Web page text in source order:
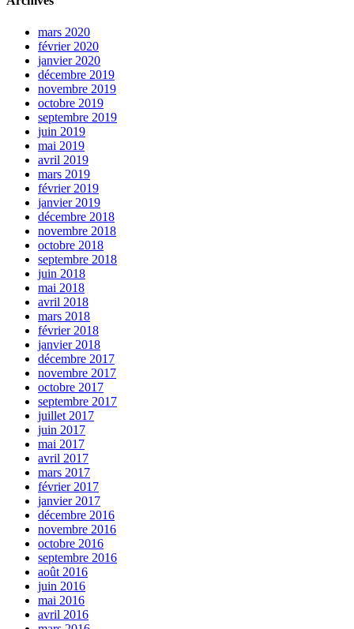
mars 2020
février 2020
janvier 2020
décembre 2019
novembre 2019
octobre 2019
septembre 2019
juin 2019
mai 2019
avril 2019
mars 2019
février 2019
janvier 2019
décembre 2018
novembre 2018
octobre 2018
septembre 2018
juin 2018
mai 2018
avril 2018
mars 2018
février 2018
janvier 2018
décembre 2017
novembre 2017
octobre 2017
septembre 2017
juillet 2017
juin 2017
mai 2017
avril 2017
mars 2017
février 2017
janvier 2017
décembre 2016
novembre 2016
octobre 2016
septembre 2016
août 2016
juin 2016
mai 2016
avril 2016